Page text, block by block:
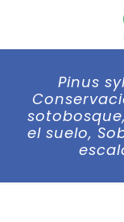
Pinus
el suelo,